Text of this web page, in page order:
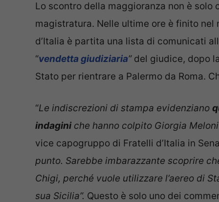
Lo scontro della maggioranza non è solo
magistratura. Nelle ultime ore è finito nel
d’Italia è partita una lista di comunicati
“vendetta giudiziaria” del giudice, dopo
Stato per rientrare a Palermo da Roma.
“Le indiscrezioni di stampa evidenziano
indaginiche hanno colpito Giorgia Meloni
vice capogruppo di Fratelli d’Italia in
punto. Sarebbe imbarazzante scoprire
Chigi, perché vuole utilizzare l’aereo di
sua Sicilia”. Questo è solo uno dei